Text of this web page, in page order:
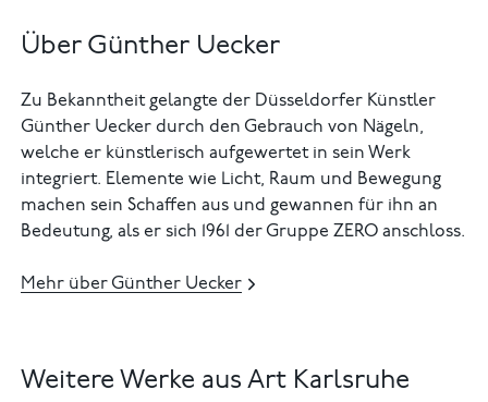
Über Günther Uecker
Zu Bekanntheit gelangte der Düsseldorfer Künstler
Günther Uecker durch den Gebrauch von Nägeln,
welche er künstlerisch aufgewertet in sein Werk
integriert. Elemente wie Licht, Raum und Bewegung
machen sein Schaffen aus und gewannen für ihn an
Bedeutung, als er sich 1961 der Gruppe ZERO anschloss.
Mehr über Günther Uecker
Weitere Werke aus Art Karlsruhe